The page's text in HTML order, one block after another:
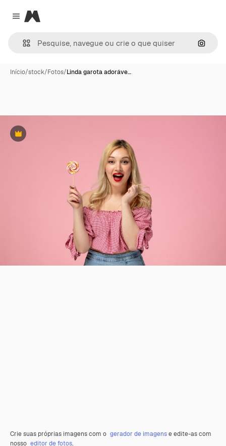
Close menu
Magnific
Início/stock/Fotos/Linda garota adoráve…
Premium
Crie suas próprias imagens com o gerador de imagense edite-as com
nosso editor de fotos.